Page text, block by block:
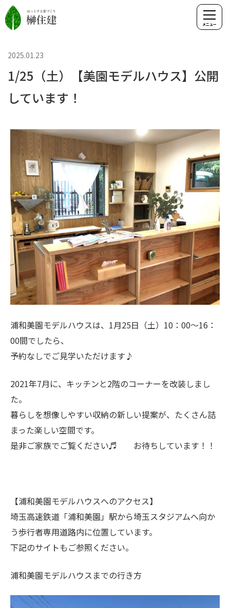
1/25（土）【美園モデルハウス】公開
しています！
2025.01.23
浦和美園モデルハウスは、1月25日（土）10：00～16：
00間でしたら、
予約なしでご見学いただけます♪
2021年7月に、キッチンと2階のコーナーを改装しまし
た。
暮らしを想像しやすい収納の新しい提案が、たくさん詰
まった楽しい空間です。
是非ご家族でご覧ください♬ お待ちしています！！
【浦和美園モデルハウスへのアクセス】
埼玉高速鉄道「浦和美園」駅から埼玉スタジアムへ向か
う歩行者専用道路内に位置しています。
下記のサイトもご参照ください。
浦和美園モデルハウスまでの行き方